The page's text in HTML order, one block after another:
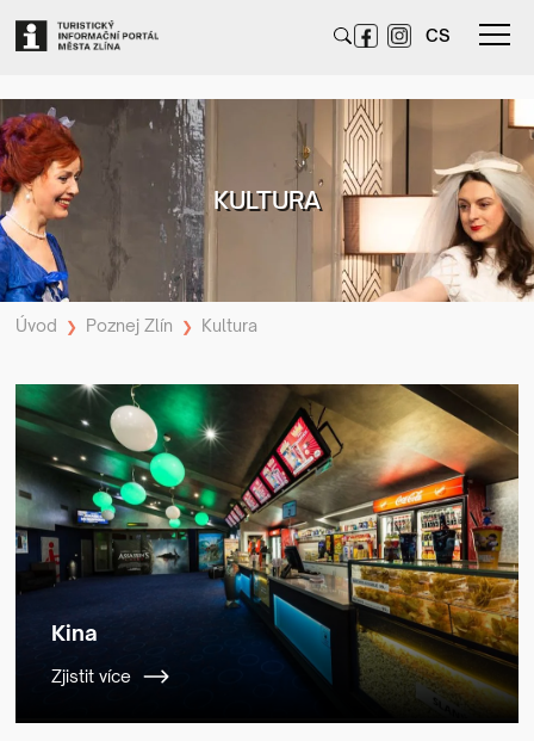
CS
KULTURA
Úvod ❯ Poznej Zlín ❯ Kultura
Kina
Zjistit více